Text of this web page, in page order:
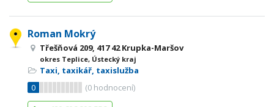
Roman Mokrý
Třešňová 209, 417 42 Krupka-Maršov
okres Teplice, Ústecký kraj
Taxi, taxikář, taxislužba
0
(0 hodnocení)